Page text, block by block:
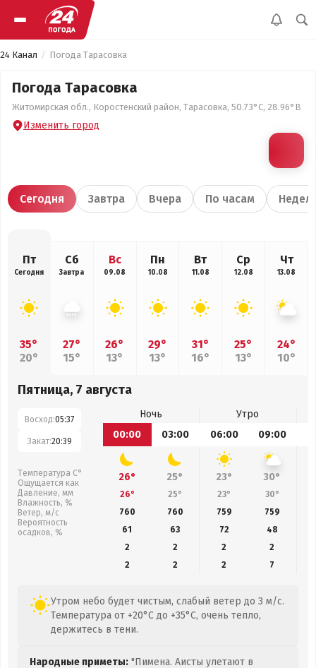
24 Канал Погода Тарасовка
Погода Тарасовка
Житомирская обл., Коростенский район, Тарасовка, 50.73°С, 28.96°В
Изменить город
Сегодня Завтра Вчера По часам
Пт
Сегодня
35°
20°
Сб
Завтра
27°
15°
Вс
09.08
26°
13°
Пн
10.08
29°
13°
Вт
11.08
31°
16°
Ср
12.08
25°
13°
Чт
13.08
24°
10°
Пятница, 7 августа
Восход:05:37
Закат:20:39
Температура С°
Ощущается как
Давление, мм
Влажность, %
Ветер, м/с
Вероятность
осадков, %
Ночь
Утро
00:00
03:00 06:00 09:00
26° 25° 23° 30°
26° 25° 23° 30°
760
760 759 759
61
63 72 48
2
2 2
2
2
2 2 7
Утром небо будет чистым, слабый ветер до 3 м/с.
Температура от +20°C до +35°C, очень тепло,
держитесь в тени.
Народные приметы: "Пимена. Аисты улетают в